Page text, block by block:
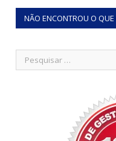
NÃO ENCONTROU O QUE